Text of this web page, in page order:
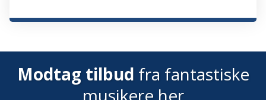
Modtag tilbud fra fantastiske
musikere her